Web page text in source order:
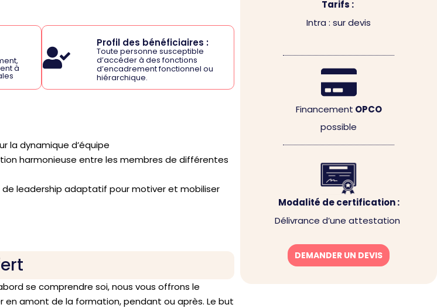
à
Profil des bénéficiaires :
Toute personne susceptible
d’accéder à des fonctions
d’encadrement fonctionnel ou
hiérarchique.
la dynamique d’équipe
harmonieuse entre les membres de différentes
leadership adaptatif pour motiver et mobiliser
se comprendre soi, nous vous offrons le
en amont de la formation, pendant ou après. Le but
Tarifs :
Intra : sur devis
Financement OPCO
possible
Modalité de certification :
Délivrance d’une attestation
DEMANDER UN DEVIS